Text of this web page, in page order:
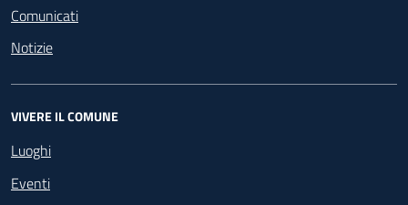
Comunicati
Notizie
VIVERE IL COMUNE
Luoghi
Eventi